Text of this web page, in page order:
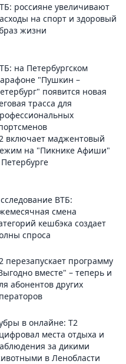
россияне увеличивают
на спорт и здоровый
жизни
на Петербургском
"Пушкин –
появится новая
трасса для
включает маджентовый
на "Пикнике Афиши"
ВТБ:
смена
кешбэка создает
спроса
перезапускает программу
вместе" – теперь и
абонентов других
в онлайне: Т2
места отдыха и
за дикими
в Ленобласти